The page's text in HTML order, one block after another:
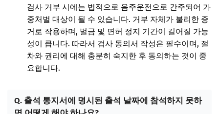
검사 거부 시에는 법적으로 음주운전으로 간주되어 가
중처벌 대상이 될 수 있습니다. 거부 자체가 불리한 증
거로 작용하며, 벌금 및 면허 정지 기간이 길어질 가능
성이 큽니다. 따라서 검사 동의서 작성은 필수이며, 절
차와 권리에 대해 충분히 숙지한 후 동의하는 것이 중
요합니다.
Q. 출석 통지서에 명시된 출석 날짜에 참석하지 못하